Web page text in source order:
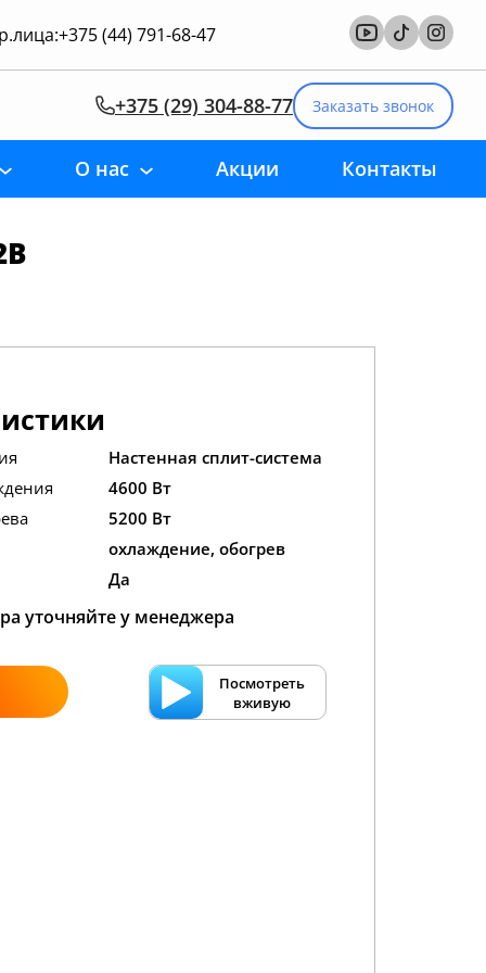
+375 (44) 791-68-47
+375 (29) 304-88-77 Заказать звонок
О нас Акции Контакты
Настенная сплит-система
4600 Вт
5200 Вт
охлаждение, обогрев
Да
уточняйте у менеджера
Посмотреть
вживую